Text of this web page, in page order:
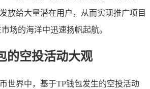
放给大量潜在用户，从而实现推广项目
场的海洋中迅速扬帆起航。
的空投活动大观
世界中，基于TP钱包发生的空投活动